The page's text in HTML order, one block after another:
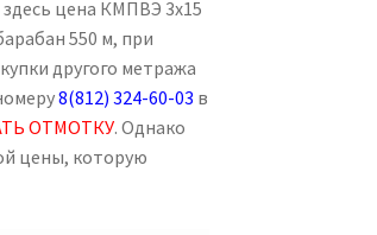
цена КМПВЭ 3х15
550 м, при
другого метража
8(812) 324-60-03 в
ОТМОТКУ. Однако
цены, которую